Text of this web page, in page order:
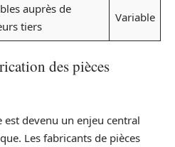
auprès de
tiers
Variable
des pièces
devenu un enjeu central
Les fabricants de pièces